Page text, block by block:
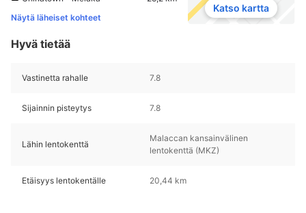
Näytä läheiset kohteet
Katso kartta
Hyvä tietää
Vastinetta rahalle 7.8
Sijainnin pisteytys 7.8
Lähin lentokenttä
Malaccan kansainvälinen
lentokenttä (MKZ)
Etäisyys lentokentälle 20,44 km